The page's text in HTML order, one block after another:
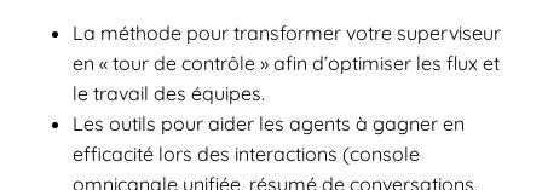
La méthode pour transformer votre superviseur
en « tour de contrôle » afin d’optimiser les flux et
le travail des équipes.
Les outils pour aider les agents à gagner en
efficacité lors des interactions (console
omnicanale unifiée, résumé de conversations,